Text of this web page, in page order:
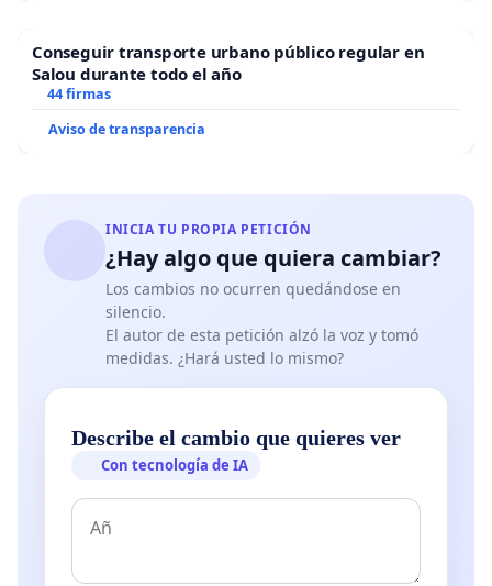
Conseguir transporte urbano público regular en
Salou durante todo el año
44 firmas
Aviso de transparencia
INICIA TU PROPIA PETICIÓN
¿Hay algo que quiera cambiar?
Los cambios no ocurren quedándose en
silencio.
El autor de esta petición alzó la voz y tomó
medidas. ¿Hará usted lo mismo?
Describe el cambio que quieres ver
Con tecnología de IA